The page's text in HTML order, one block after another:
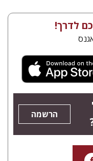
לדרך!
הרשמה